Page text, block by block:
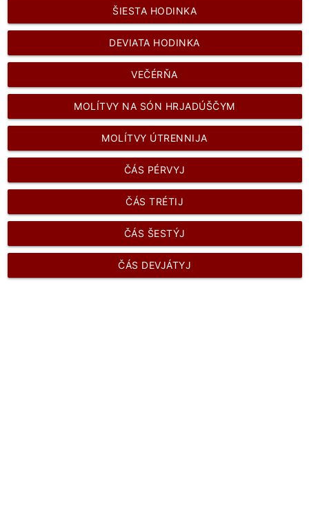
ŠIESTA HODINKA
DEVIATA HODINKA
VEČÉRŇA
MOLÍTVY NA SÓN HRJADÚŠČYM
MOLÍTVY ÚTRENNIJA
ČÁS PÉRVYJ
ČÁS TRÉTIJ
ČÁS ŠESTÝJ
ČÁS DEVJÁTYJ